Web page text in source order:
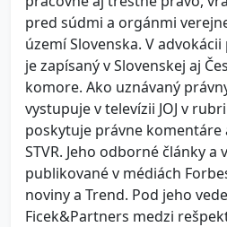
pred súdmi a orgánmi
území Slovenska. V
je zapísaný v Slovenskej aj
komore. Ako uznávaný
vystupuje v televízii JOJ v
poskytuje právne komentáre
STVR. Jeho odborné články a
publikované v médiách
noviny a Trend. Pod jeho
Ficek&Partners medzi